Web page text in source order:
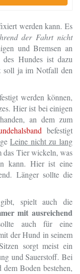
werden kann. Es
der Fahrt nicht
und Bremsen an
Hundes ist dazu
soll ja im Notfall den
werden können,
Hier ist bei einigen
an dem zum
befestigt
Leine nicht zu lang
das Tier wickeln, was
kann. Hier ist eine
Länger sollte die
spielt auch die
mit ausreichend
auch für eine
der Hund in seinem
sorgt meist ein
und Sauerstoff. Bei
Boden bestehen,